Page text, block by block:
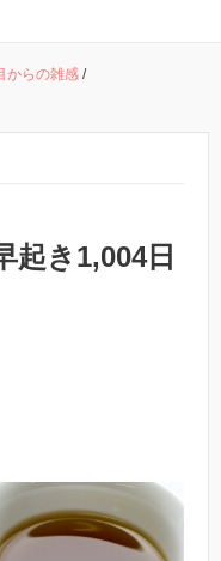
からの雑感 /
起き1,004日